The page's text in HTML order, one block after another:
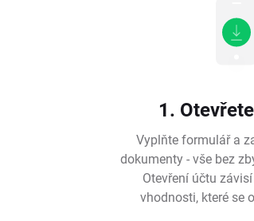
1.
Vyplňte formulář a
dokumenty - vše bez
Otevření účtu
vhodnosti, které se